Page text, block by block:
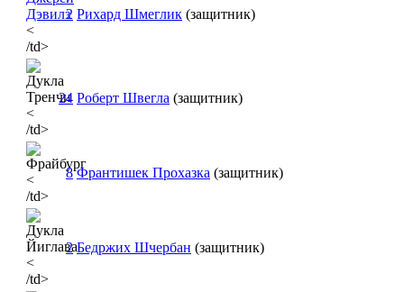
<
/td>
2 Рихард Шмеглик (защитник)
<
/td>
24 Роберт Швегла (защитник)
<
/td>
8 Франтишек Прохазка (защитник)
<
/td>
2 Бедржих Шчербан (защитник)